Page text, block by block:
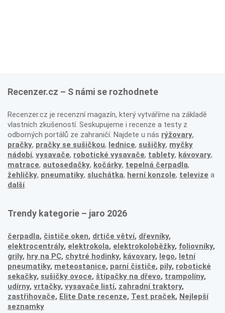
Recenzer.cz – S námi se rozhodnete
Recenzer.cz je recenzní magazín, který vytváříme na základě
vlastních zkušeností. Seskupujeme i recenze a testy z
odborných portálů ze zahraničí. Najdete u nás rýžovary,
pračky, pračky se sušičkou, lednice, sušičky, myčky
nádobí, vysavače, robotické vysavače, tablety, kávovary,
matrace, autosedačky, kočárky, tepelná čerpadla,
žehličky, pneumatiky, sluchátka, herní konzole, televize a
další.
Trendy kategorie – jaro 2026
čerpadla, čističe oken, drtiče větví, dřevníky,
elektrocentrály, elektrokola, elektrokoloběžky, foliovníky,
grily, hry na PC, chytré hodinky, kávovary, lego, letní
pneumatiky, meteostanice, parní čističe, pily, robotické
sekačky, sušičky ovoce, štípačky na dřevo, trampolíny,
udírny, vrtačky, vysavače listí, zahradní traktory,
zastřihovače, Elite Date recenze, Test praček, Nejlepší
seznamky